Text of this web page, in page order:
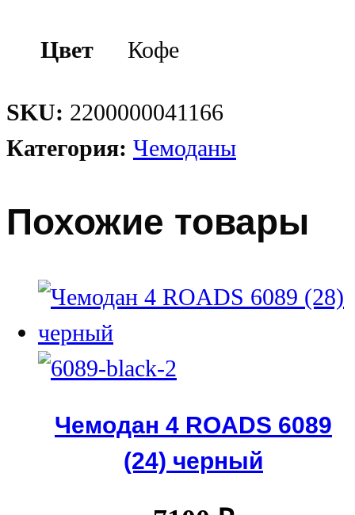
Цвет Кофе
SKU: 2200000041166
Категория: Чемоданы
Похожие товары
Чемодан 4 ROADS 6089
(24) черный